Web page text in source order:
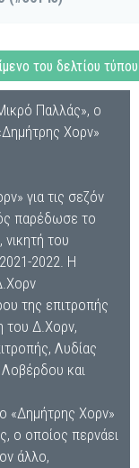
του δελτίου τύπου
Παλλάς», ο
Χορν»
για τις σεζόν
παρέδωσε το
του
2022. Η
της επιτροπής
του Δ.Χορν,
Λυδίας
και
«Δημήτρης Χορν»
ο οποίος περνάει
άλλο,